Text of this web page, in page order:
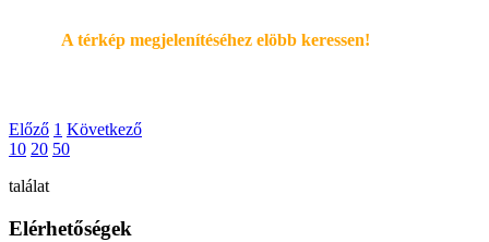
A térkép megjelenítéséhez elöbb keressen!
Előző 1 Következő
10 20 50
találat
Elérhetőségek